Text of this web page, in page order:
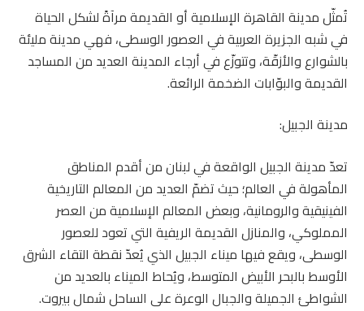
تُمثّل مدينة القاهرة الإسلامية أو القديمة مرآةً لشكل الحياة
في شبه الجزيرة العربية في العصور الوسطى، فهي مدينة مليئة
بالشوارع والأزقّة، وتتوزّع في أرجاء المدينة العديد من المساجد
القديمة والبوّابات الضخمة الرائعة.
مدينة الجبيل:
تعدّ مدينة الجبيل الواقعة في لبنان من أقدم المناطق
المأهولة في العالم؛ حيث تضمّ العديد من المعالم التاريخية
الفينيقية والرومانية، وبعض المعالم الإسلامية من العصر
المملوكي، والمنازل القديمة الريفية التي تعود للعصور
الوسطى، ويقع فيها ميناء الجبيل الذي يُعدّ نقطة التقاء الشرق
الأوسط بالبحر الأبيض المتوسط، ويُحاط الميناء بالعديد من
الشواطئ الجميلة والجبال الوعرة على الساحل شمال بيروت.